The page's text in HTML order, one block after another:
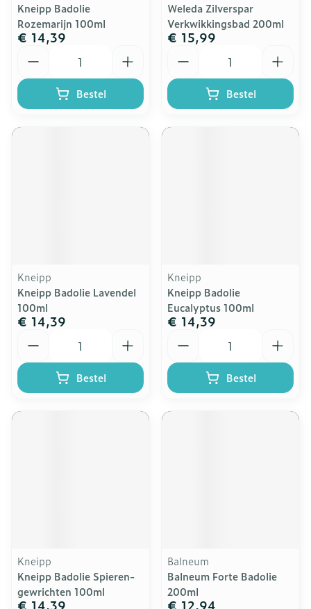
Kneipp Badolie
Rozemarijn 100ml
€ 14,39
Bestel
Weleda Zilverspar
Verkwikkingsbad 200ml
€ 15,99
Bestel
Kneipp
Kneipp Badolie Lavendel
100ml
€ 14,39
Bestel
Kneipp
Kneipp Badolie
Eucalyptus 100ml
€ 14,39
Bestel
Kneipp
Kneipp Badolie Spieren-
gewrichten 100ml
€ 14,39
Balneum
Balneum Forte Badolie
200ml
€ 12,94